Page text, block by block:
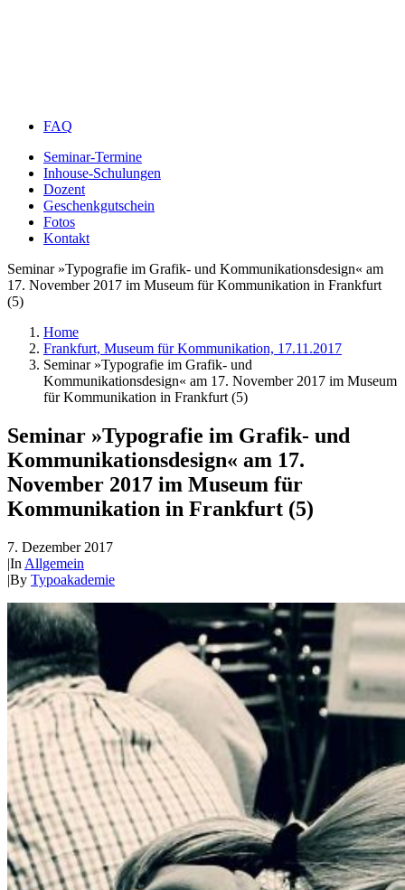
FAQ
Seminar-Termine
Inhouse-Schulungen
Dozent
Geschenkgutschein
Fotos
Kontakt
Seminar »Typografie im Grafik- und Kommunikationsdesign« am
17. November 2017 im Museum für Kommunikation in Frankfurt
(5)
Home
Frankfurt, Museum für Kommunikation, 17.11.2017
Seminar »Typografie im Grafik- und
Kommunikationsdesign« am 17. November 2017 im Museum
für Kommunikation in Frankfurt (5)
Seminar »Typografie im Grafik- und
Kommunikationsdesign« am 17.
November 2017 im Museum für
Kommunikation in Frankfurt (5)
7. Dezember 2017
|In Allgemein
|By Typoakademie